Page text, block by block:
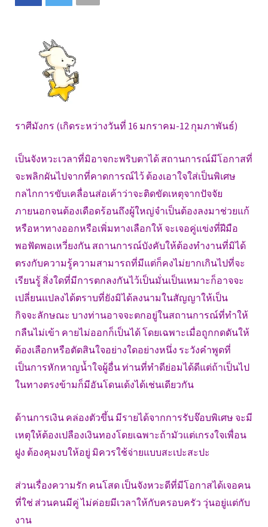
ราศีมังกร (เกิดระหว่างวันที่ 16 มกราคม-12 กุมภาพันธ์)
เป็นจังหวะเวลาที่มิอาจกะพริบตาได้ สถานการณ์มีโอกาสที่
จะพลิกผันไปจากที่คาดการณ์ไว้ ต้องเอาใจใส่เป็นพิเศษ
กลไกการขับเคลื่อนส่อเค้าว่าจะติดขัดเหตุจากปัจจัย
ภายนอกจนต้องเดือดร้อนถึงผู้ใหญ่จำเป็นต้องลงมาช่วยแก้
หรือหาทางออกหรือเพิ่มทางเลือกให้ จะเจอคู่แข่งที่ฝีมือ
พอฟัดพอเหวี่ยงกัน สถานการณ์บังคับให้ต้องทำงานที่มิได้
ตรงกับความรู้ความสามารถที่มีแต่ก็คงไม่ยากเกินไปที่จะ
เรียนรู้ สิ่งใดที่มีการตกลงกันไว้เป็นมั่นเป็นเหมาะก็อาจจะ
เปลี่ยนแปลงได้ตราบที่ยังมิได้ลงนามในสัญญาให้เป็น
กิจจะลักษณะ บางท่านอาจจะตกอยู่ในสถานการณ์ที่ทำให้
กลืนไม่เข้า คายไม่ออกก็เป็นได้ โดยเฉพาะเมื่อถูกกดดันให้
ต้องเลือกหรือตัดสินใจอย่างใดอย่างหนึ่ง ระวังคำพูดที่
เป็นการหักหาญน้ำใจผู้อื่น ท่านที่ทำดีย่อมได้ดีแต่ถ้าเป็นไป
ในทางตรงข้ามก็มีอันโดนเด้งได้เช่นเดียวกัน
ด้านการเงิน คล่องตัวขึ้น มีรายได้จากการรับจ๊อบพิเศษ จะมี
เหตุให้ต้องเปลืองเงินทองโดยเฉพาะถ้ามัวแต่เกรงใจเพื่อน
ฝูง ต้องคุมงบให้อยู่ มิควรใช้จ่ายแบบสะเปะสะปะ
ส่วนเรื่องความรัก คนโสด เป็นจังหวะดีที่มีโอกาสได้เจอคน
ที่ใช่ ส่วนคนมีคู่ ไม่ค่อยมีเวลาให้กับครอบครัว วุ่นอยู่แต่กับ
งาน